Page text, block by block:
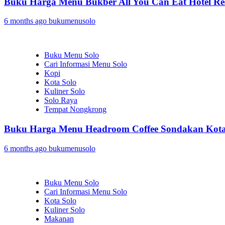
6 months ago bukumenusolo
Buku Menu Solo
Cari Informasi Menu Solo
Kopi
Kota Solo
Kuliner Solo
Solo Raya
Tempat Nongkrong
Buku Harga Menu Headroom Coffee Sondakan
6 months ago bukumenusolo
Buku Menu Solo
Cari Informasi Menu Solo
Kota Solo
Kuliner Solo
Makanan